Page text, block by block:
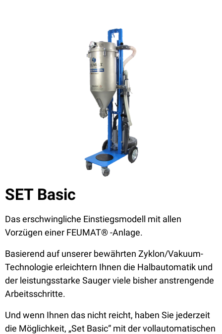
SET Basic
Das erschwingliche Einstiegsmodell mit allen
Vorzügen einer FEUMAT® -Anlage.
Basierend auf unserer bewährten Zyklon/Vakuum-
Technologie erleichtern Ihnen die Halbautomatik und
der leistungsstarke Sauger viele bisher anstrengende
Arbeitsschritte.
Und wenn Ihnen das nicht reicht, haben Sie jederzeit
die Möglichkeit, „Set Basic“ mit der vollautomatischen